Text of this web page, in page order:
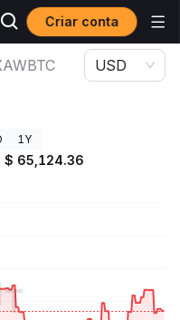
Criar conta
WBTC EXAWBTC
USD
1Y
$ 65,124.36